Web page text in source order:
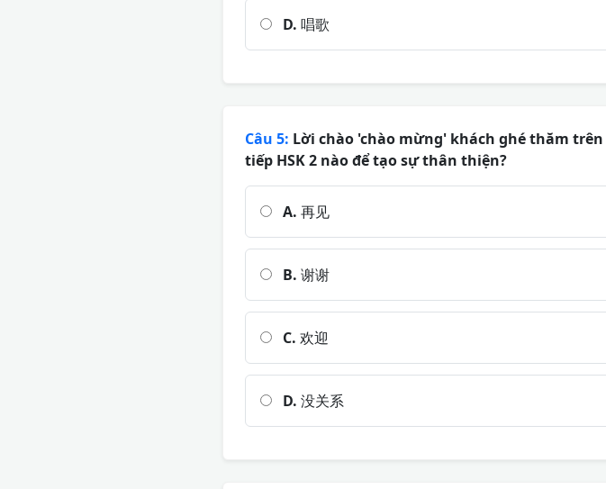
D. 唱歌
Câu 5: Lời chào 'chào mừng' khách ghé thăm
tiếp HSK 2 nào để tạo sự thân thiện?
A. 再见
B. 谢谢
C. 欢迎
D. 没关系